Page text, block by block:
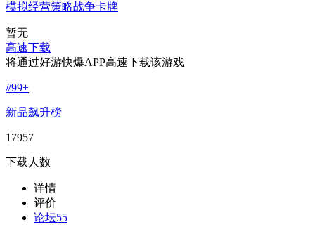
模拟经营策略战争卡牌
暂无
高速下载
将通过好游快爆APP高速下载该游戏
#99+
新品飙升榜
17957
下载人数
详情
评价
论坛55